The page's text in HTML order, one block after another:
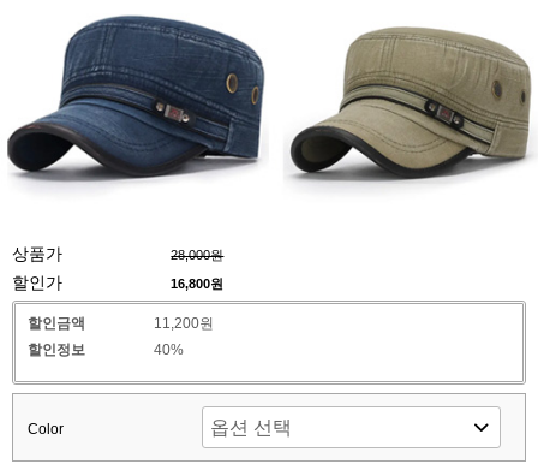
상품가 28,000원
할인가 16,800원
할인금액
11,200원
할인정보
40%
Color